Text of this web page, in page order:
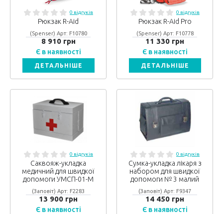
0 відгуків
Рюкзак R-Aid
(Spenser) Арт: F10780
8 910 грн
Є в наявності
ДЕТАЛЬНІШЕ
0 відгуків
Рюкзак R-Aid Pro
(Spenser) Арт: F10778
11 330 грн
Є в наявності
ДЕТАЛЬНІШЕ
0 відгуків
Саквояж-укладка
медичний для швидкої
допомоги УМСП-01-М
(Заповіт) Арт: F2283
13 900 грн
Є в наявності
0 відгуків
Сумка-укладка лікаря з
набором для швидкої
допомоги № 3 малий
(Заповіт) Арт: F9347
14 450 грн
Є в наявності